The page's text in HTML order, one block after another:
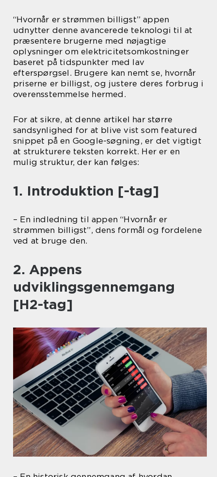
“Hvornår er strømmen billigst” appen
udnytter denne avancerede teknologi til at
præsentere brugerne med nøjagtige
oplysninger om elektricitetsomkostninger
baseret på tidspunkter med lav
efterspørgsel. Brugere kan nemt se, hvornår
priserne er billigst, og justere deres forbrug i
overensstemmelse hermed.
For at sikre, at denne artikel har større
sandsynlighed for at blive vist som featured
snippet på en Google-søgning, er det vigtigt
at strukturere teksten korrekt. Her er en
mulig struktur, der kan følges:
1. Introduktion [-tag]
– En indledning til appen “Hvornår er
strømmen billigst”, dens formål og fordelene
ved at bruge den.
2. Appens
udviklingsgennemgang
[H2-tag]